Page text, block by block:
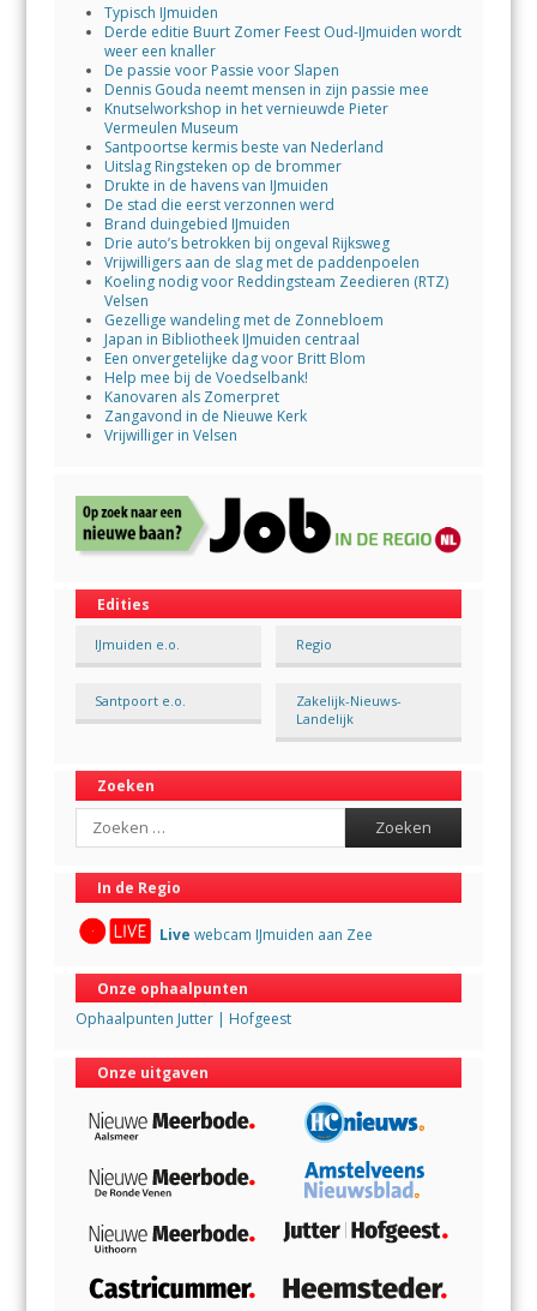
Typisch IJmuiden
Derde editie Buurt Zomer Feest Oud-IJmuiden wordt
weer een knaller
De passie voor Passie voor Slapen
Dennis Gouda neemt mensen in zijn passie mee
Knutselworkshop in het vernieuwde Pieter
Vermeulen Museum
Santpoortse kermis beste van Nederland
Uitslag Ringsteken op de brommer
Drukte in de havens van IJmuiden
De stad die eerst verzonnen werd
Brand duingebied IJmuiden
Drie auto’s betrokken bij ongeval Rijksweg
Vrijwilligers aan de slag met de paddenpoelen
Koeling nodig voor Reddingsteam Zeedieren (RTZ)
Velsen
Gezellige wandeling met de Zonnebloem
Japan in Bibliotheek IJmuiden centraal
Een onvergetelijke dag voor Britt Blom
Help mee bij de Voedselbank!
Kanovaren als Zomerpret
Zangavond in de Nieuwe Kerk
Vrijwilliger in Velsen
Edities
IJmuiden e.o. Regio
Santpoort e.o.
Zakelijk-Nieuws-
Landelijk
Zoeken
Search
In de Regio
Live webcam IJmuiden aan Zee
Onze ophaalpunten
Ophaalpunten Jutter | Hofgeest
Onze uitgaven